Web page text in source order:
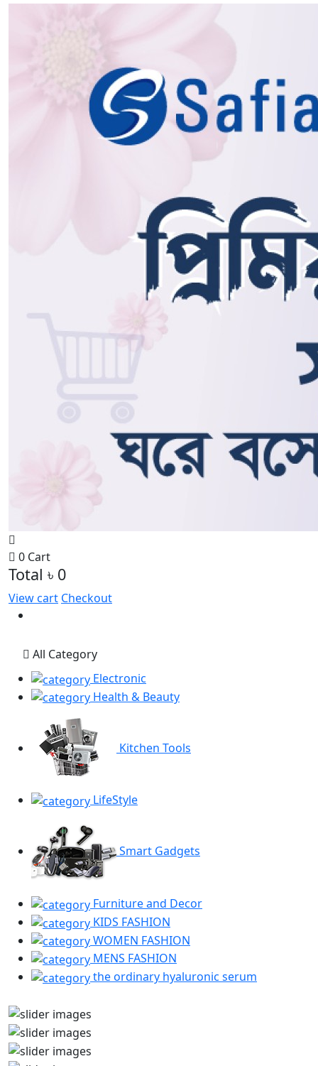
0 Cart
Total ৳ 0
View cart Checkout
All Category
Electronic
Health & Beauty
Kitchen Tools
LifeStyle
Smart Gadgets
Furniture and Decor
KIDS FASHION
WOMEN FASHION
MENS FASHION
the ordinary hyaluronic serum